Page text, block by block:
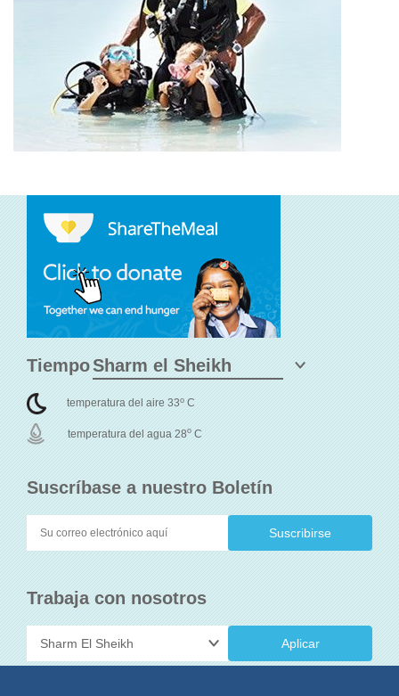
Suscríbase a nuestro Boletín
Trabaja con nosotros
Aplicar
Tiempo
temperatura del aire 33o C
temperatura del agua 28o C